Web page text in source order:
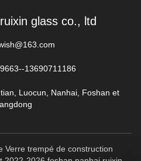
glass co., ltd
13690711186
Luocun, Nanhai, Foshan et
Verre trempé de construction